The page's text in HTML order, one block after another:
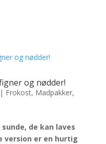
og nødder!
| Frokost, Madpakker,
de kan laves
version er en hurtig